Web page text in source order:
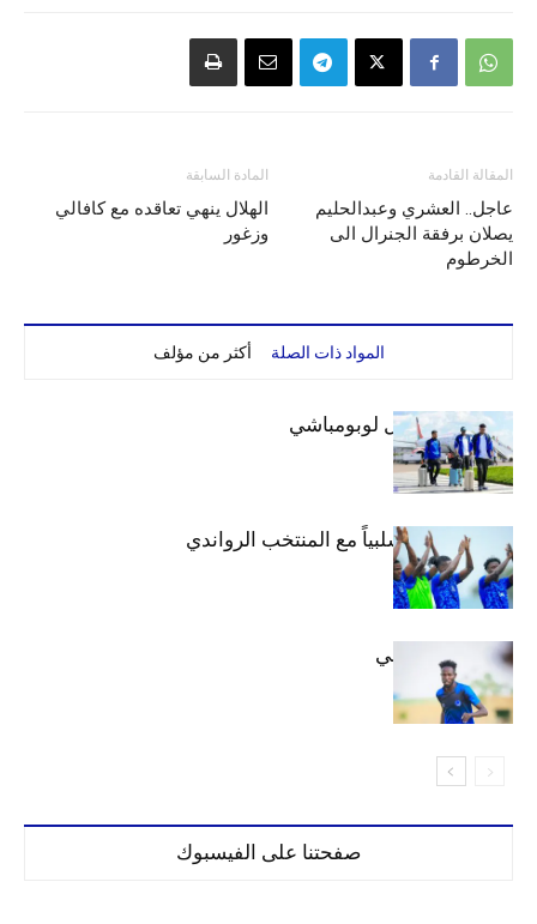
المادة السابقة
الهلال ينهي تعاقده مع كافالي
وزغور
المقالة القادمة
عاجل.. العشري وعبدالحليم
يصلان برفقة الجنرال الى
الخرطوم
المواد ذات الصلة أكثر من مؤلف
بعثة الهلال تصل لوبومباشي
الهلال يتعادل سلبياً مع المنتخب الرواندي
إعدادياً
كنن يصل كيجالي
صفحتنا على الفيسبوك